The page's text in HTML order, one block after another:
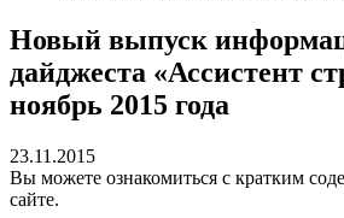
Новый выпуск
дайджеста «Ассистент
ноябрь 2015 года
23.11.2015
Вы можете ознакомиться с кратким
сайте.